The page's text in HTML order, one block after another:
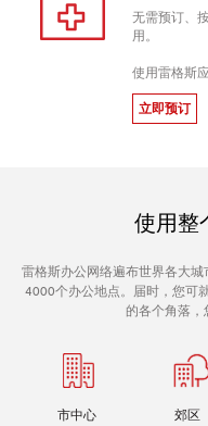
无需预订、
用。
使用雷格斯
立即预订
使用整
雷格斯办公网络遍布世界各大
4000个办公地点。届时，您可
的各个角落，
市中心 郊区